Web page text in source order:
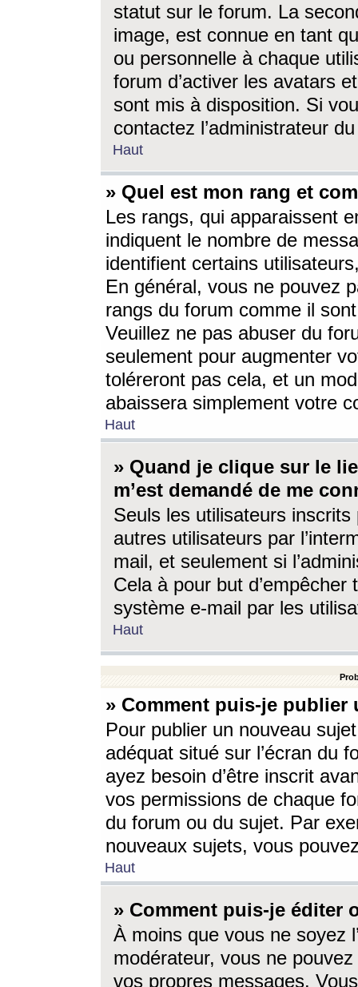
statut sur le forum. La
image, est connue en tant
ou personnelle à chaque
forum d’activer les avatars
sont mis à disposition. Si
contactez l’administrateur
Haut
» Quel est mon rang et
Les rangs, qui apparaissent
indiquent le nombre de
identifient certains
En général, vous ne pouvez
rangs du forum comme il
Veuillez ne pas abuser du
seulement pour augmenter
toléreront pas cela, et un
abaissera simplement votre
Haut
» Quand je clique sur le
m’est demandé de me
Seuls les utilisateurs
autres utilisateurs par
mail, et seulement si
Cela à pour but
système e-mail par les
Haut
» Comment puis-je
Pour publier un nouveau
adéquat situé sur l’écran du
ayez besoin d’être inscrit
vos permissions de chaque
du forum ou du sujet. Par
nouveaux sujets, vous
Haut
» Comment puis-je éditer
À moins que vous ne soyez
modérateur, vous ne
vos propres messages.